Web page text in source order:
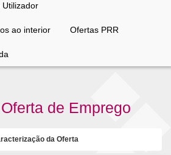
Utilizador
ao interior Ofertas PRR
de Emprego
da Oferta